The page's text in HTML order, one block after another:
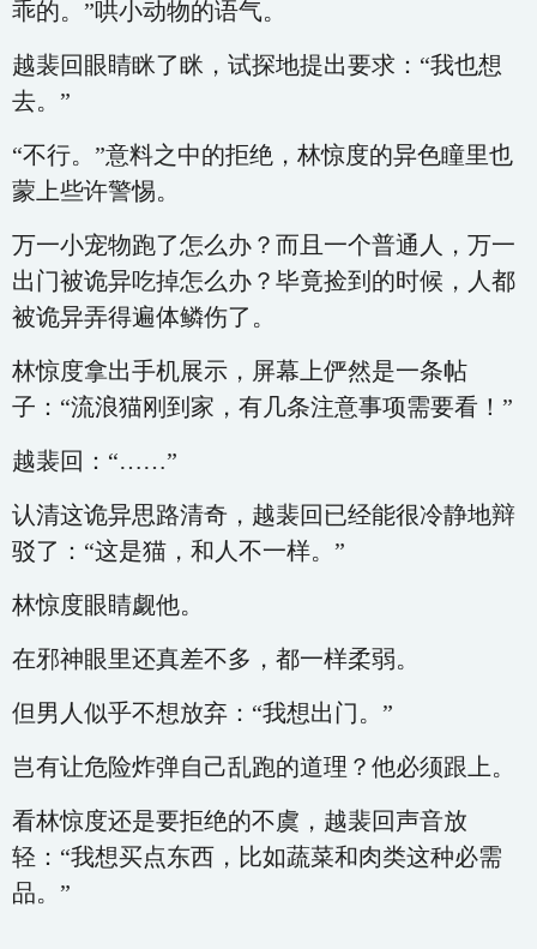
乖的。”哄小动物的语气。
越裴回眼睛眯了眯，试探地提出要求：“我也想
去。”
“不行。”意料之中的拒绝，林惊度的异色瞳里也
蒙上些许警惕。
万一小宠物跑了怎么办？而且一个普通人，万一
出门被诡异吃掉怎么办？毕竟捡到的时候，人都
被诡异弄得遍体鳞伤了。
林惊度拿出手机展示，屏幕上俨然是一条帖
子：“流浪猫刚到家，有几条注意事项需要看！”
越裴回：“……”
认清这诡异思路清奇，越裴回已经能很冷静地辩
驳了：“这是猫，和人不一样。”
林惊度眼睛觑他。
在邪神眼里还真差不多，都一样柔弱。
但男人似乎不想放弃：“我想出门。”
岂有让危险炸弹自己乱跑的道理？他必须跟上。
看林惊度还是要拒绝的不虞，越裴回声音放
轻：“我想买点东西，比如蔬菜和肉类这种必需
品。”